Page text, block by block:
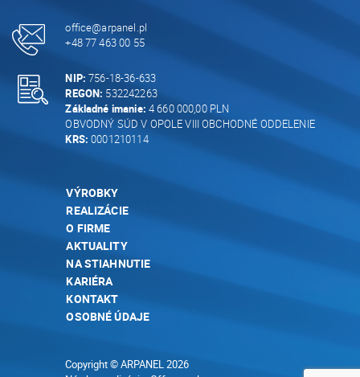
office@arpanel.pl
+48 77 463 00 55
NIP: 756-18-36-633
REGON: 532242263
Základné imanie: 4 660 000,00 PLN
OBVODNÝ SÚD V OPOLE VIII OBCHODNÉ ODDELENIE
KRS: 0001210114
VÝROBKY
REALIZÁCIE
O FIRME
AKTUALITY
NA STIAHNUTIE
KARIÉRA
KONTAKT
OSOBNÉ ÚDAJE
Copyright © ARPANEL 2026